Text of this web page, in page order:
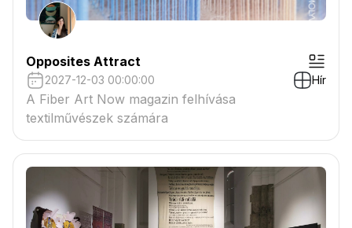
Opposites Attract
2027-12-03 00:00:00 Hír
A Fiber Art Now magazin felhívása
textilművészek számára